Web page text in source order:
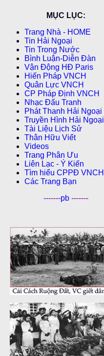
MỤC LỤC:
Trang Nhà - HOME
Tin Hải Ngoại
Tin Trong Nước
Bình Luận-Diễn Ðàn
Vận Động HĐ Paris
Hiến Pháp VNCH
Quân Lực VNCH
CP Pháp Ðịnh VNCH
Nhạc Đấu Tranh
Phát Thanh Hải Ngoại
Truyền Hình Hải Ngoại
Tài Liệu Lịch Sử
Thân Hữu Viết
Videos
Trang Phân Ưu
Liên Lạc - Ý Kiến
Tìm hiểu CPPÐ VNCH
Các Trang Bạn
-------pb -------